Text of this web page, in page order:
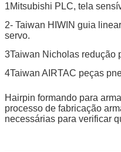
1Mitsubishi PLC, tela
2- Taiwan HIWIN guia
servo.
3Taiwan Nicholas redução
4Taiwan AIRTAC peças
Hairpin formando para
processo de fabricação
necessárias para verificar